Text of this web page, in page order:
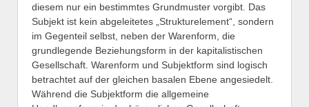
diesem nur ein bestimmtes Grundmuster vorgibt. Das
Subjekt ist kein abgeleitetes „Strukturelement“, sondern
im Gegenteil selbst, neben der Warenform, die
grundlegende Beziehungsform in der kapitalistischen
Gesellschaft. Warenform und Subjektform sind logisch
betrachtet auf der gleichen basalen Ebene angesiedelt.
Während die Subjektform die allgemeine